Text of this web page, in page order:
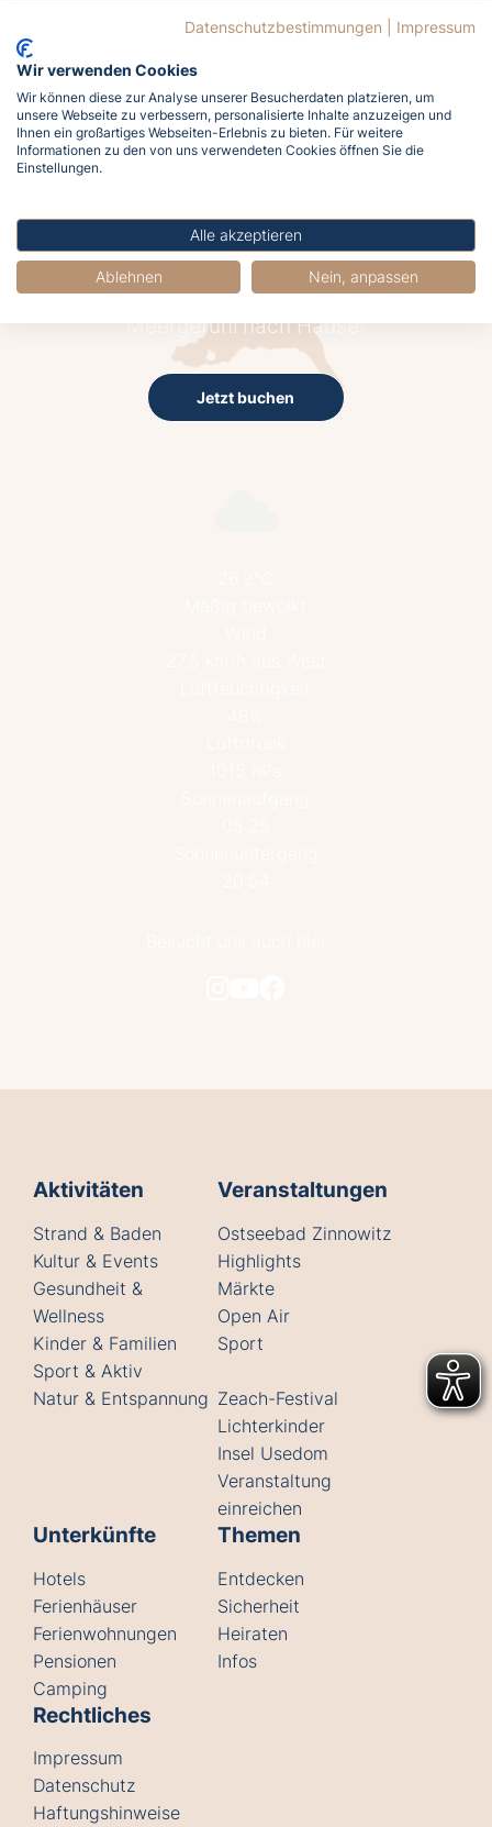
Jetzt
buchen
Lasst euch von der Ostsee rufen!
Meldet euch jetzt an und holt euch das
Meergefühl nach Hause!
Jetzt buchen
Aktivitäten
Strand & Baden
Kultur & Events
Gesundheit &
Wellness
Kinder & Familien
Sport & Aktiv
Natur & Entspannung
Veranstaltungen
Ostseebad Zinnowitz
Highlights
Märkte
Open Air
Sport
Zeach-Festival
Lichterkinder
Insel Usedom
Veranstaltung
einreichen
Unterkünfte
Hotels
Ferienhäuser
Ferienwohnungen
Pensionen
Camping
Themen
Entdecken
Sicherheit
Heiraten
Infos
Rechtliches
Impressum
Datenschutz
Haftungshinweise
Datenschutzbestimmungen Impressum
Wir verwenden Cookies
Wir können diese zur Analyse unserer Besucherdaten platzieren, um
unsere Webseite zu verbessern, personalisierte Inhalte anzuzeigen und
Ihnen ein großartiges Webseiten-Erlebnis zu bieten. Für weitere
Informationen zu den von uns verwendeten Cookies öffnen Sie die
Einstellungen.
Alle akzeptieren
Ablehnen Nein, anpassen